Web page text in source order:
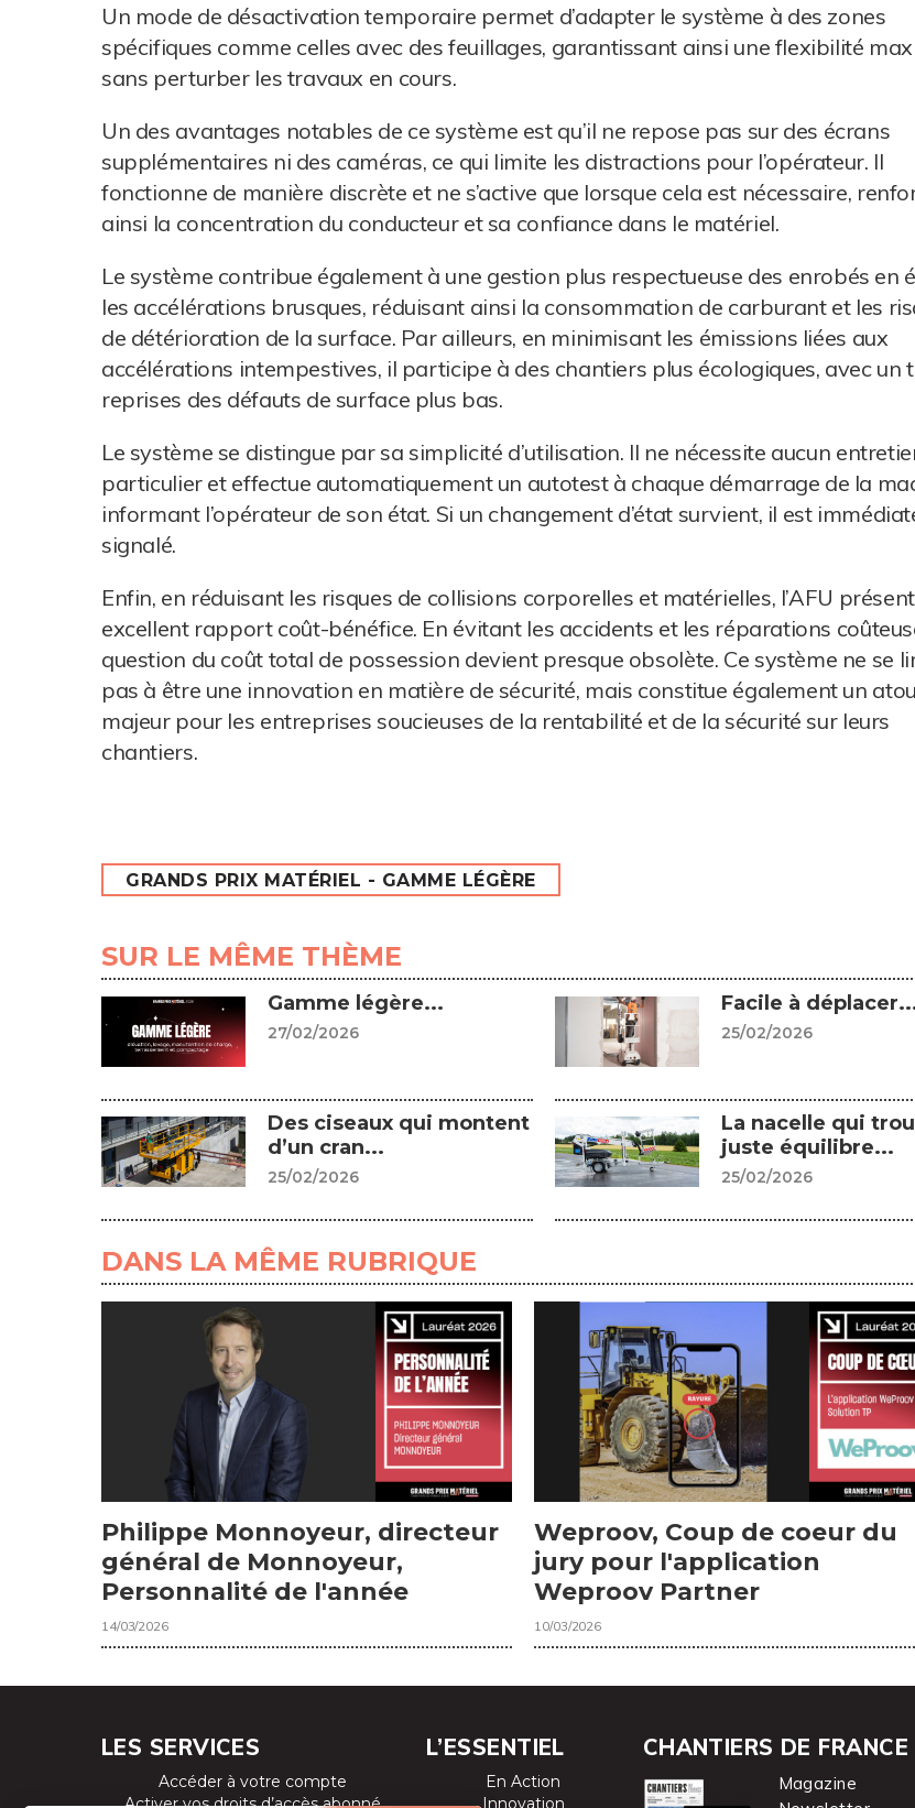
Un mode de désactivation temporaire permet d’adapter le système à des zones
spécifiques comme celles avec des feuillages, garantissant ainsi une flexibilité
sans perturber les travaux en cours.
Un des avantages notables de ce système est qu’il ne repose pas sur des écrans
supplémentaires ni des caméras, ce qui limite les distractions pour l’opérateur. Il
fonctionne de manière discrète et ne s’active que lorsque cela est nécessaire,
ainsi la concentration du conducteur et sa confiance dans le matériel.
Le système contribue également à une gestion plus respectueuse des enrobés en
les accélérations brusques, réduisant ainsi la consommation de carburant et les
de détérioration de la surface. Par ailleurs, en minimisant les émissions liées aux
accélérations intempestives, il participe à des chantiers plus écologiques, avec un
reprises des défauts de surface plus bas.
Le système se distingue par sa simplicité d’utilisation. Il ne nécessite aucun
particulier et effectue automatiquement un autotest à chaque démarrage de la
informant l’opérateur de son état. Si un changement d’état survient, il est
signalé.
Enfin, en réduisant les risques de collisions corporelles et matérielles, l’AFU
excellent rapport coût-bénéfice. En évitant les accidents et les réparations
question du coût total de possession devient presque obsolète. Ce système ne se
pas à être une innovation en matière de sécurité, mais constitue également un
majeur pour les entreprises soucieuses de la rentabilité et de la sécurité sur leurs
chantiers.
GRANDS PRIX MATÉRIEL - GAMME LÉGÈRE
SUR LE MÊME THÈME
Gamme légère...
27/02/2026
Facile à
25/02/2026
Des ciseaux qui montent
d’un cran...
25/02/2026
La nacelle qui
juste équilibre...
25/02/2026
DANS LA MÊME RUBRIQUE
Philippe Monnoyeur, directeur
général de Monnoyeur,
Personnalité de l'année
14/03/2026
Weproov, Coup de coeur du
jury pour l'application
Weproov Partner
10/03/2026
LES SERVICES
Accéder à votre compte
Activer vos droits d’accès abonné
L’ESSENTIEL
En Action
Innovation
CHANTIERS DE FRANCE
Magazine